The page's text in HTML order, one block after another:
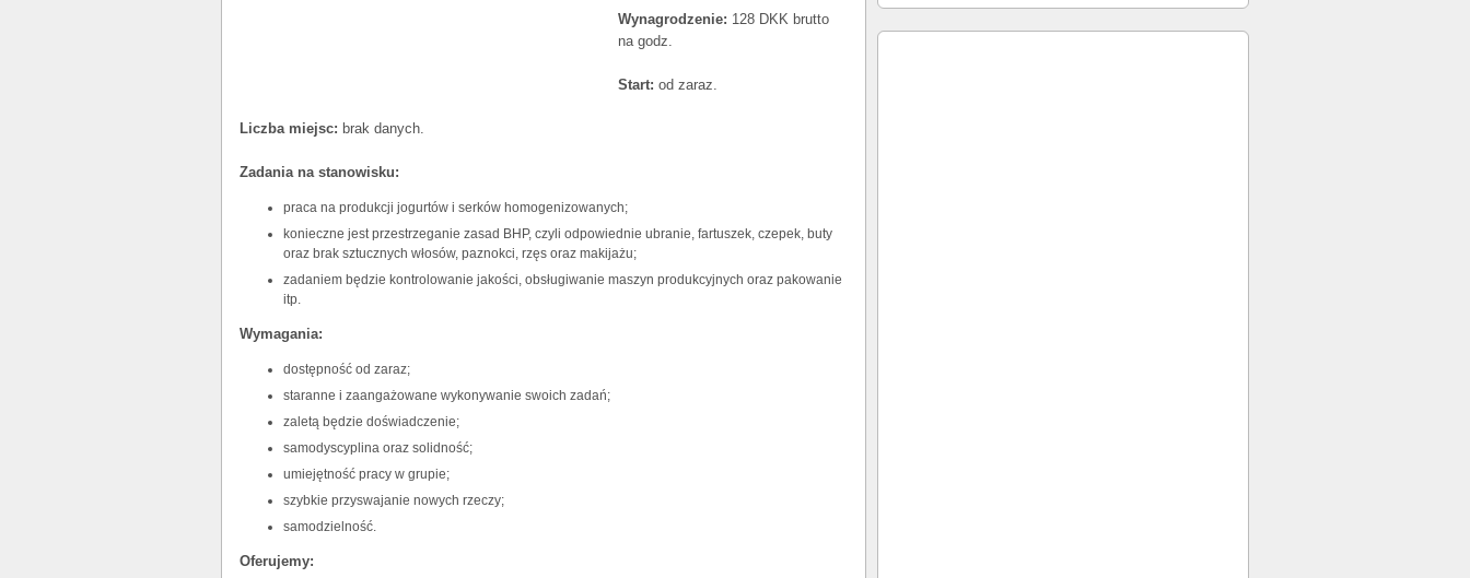
Wynagrodzenie: 128 DKK brutto
na godz.
Start: od zaraz.
Liczba miejsc: brak danych.
Zadania na stanowisku:
praca na produkcji jogurtów i serków homogenizowanych;
konieczne jest przestrzeganie zasad BHP, czyli odpowiednie ubranie, fartuszek, czepek, buty
oraz brak sztucznych włosów, paznokci, rzęs oraz makijażu;
zadaniem będzie kontrolowanie jakości, obsługiwanie maszyn produkcyjnych oraz pakowanie
itp.
Wymagania:
dostępność od zaraz;
staranne i zaangażowane wykonywanie swoich zadań;
zaletą będzie doświadczenie;
samodyscyplina oraz solidność;
umiejętność pracy w grupie;
szybkie przyswajanie nowych rzeczy;
samodzielność.
Oferujemy: